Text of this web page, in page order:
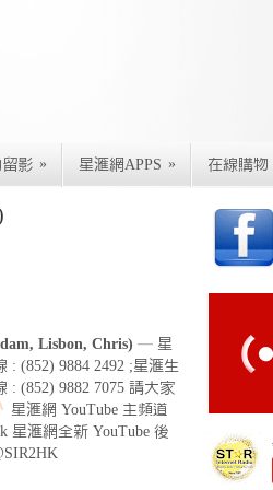
留影 » 星滙網APPS » 在線購物
Lisbon, Chris) — 星
: (852) 9884 2492 ;星滙生
: (852) 9882 7075 請大家
星滙網 YouTube 主頻道
星滙網全新 YouTube 後